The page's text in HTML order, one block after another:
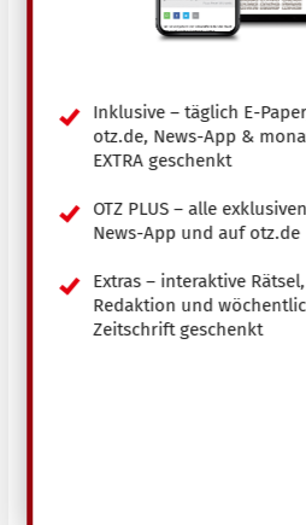
Inklusive – täglich E-
otz.de, News-App &
EXTRA geschenkt
OTZ PLUS – alle
News-App und auf otz.de
Extras – interaktive
Redaktion und
Zeitschrift geschenkt